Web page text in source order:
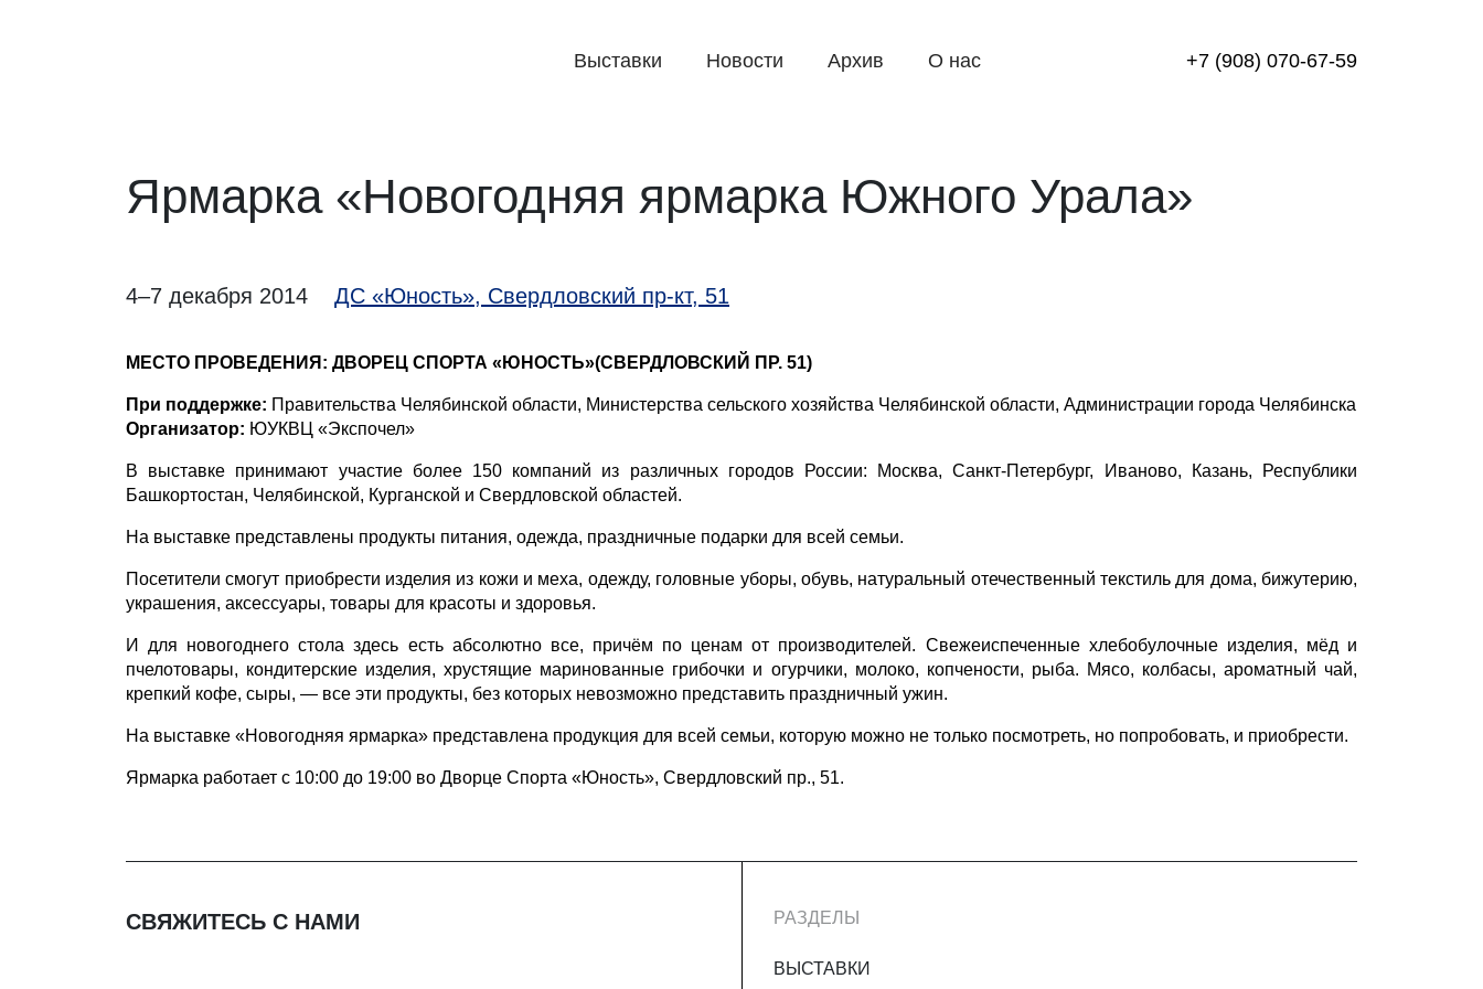
Выставки Новости Архив О нас +7 (908) 070-67-59
Ярмарка «Новогодняя ярмарка Южного Урала»
4–7 декабря 2014 ДС «Юность», Свердловский пр-кт, 51
МЕСТО ПРОВЕДЕНИЯ: ДВОРЕЦ СПОРТА «ЮНОСТЬ»(СВЕРДЛОВСКИЙ ПР. 51)
При поддержке: Правительства Челябинской области, Министерства сельского хозяйства Челябинской области, Администрации города Челябинска
Организатор: ЮУКВЦ «Экспочел»
В выставке принимают участие более 150 компаний из различных городов России: Москва, Санкт-Петербург, Иваново, Казань, Республики
Башкортостан, Челябинской, Курганской и Свердловской областей.
На выставке представлены продукты питания, одежда, праздничные подарки для всей семьи.
Посетители смогут приобрести изделия из кожи и меха, одежду, головные уборы, обувь, натуральный отечественный текстиль для дома, бижутерию,
украшения, аксессуары, товары для красоты и здоровья.
И для новогоднего стола здесь есть абсолютно все, причём по ценам от производителей. Свежеиспеченные хлебобулочные изделия, мёд и
пчелотовары, кондитерские изделия, хрустящие маринованные грибочки и огурчики, молоко, копчености, рыба. Мясо, колбасы, ароматный чай,
крепкий кофе, сыры, — все эти продукты, без которых невозможно представить праздничный ужин.
На выставке «Новогодняя ярмарка» представлена продукция для всей семьи, которую можно не только посмотреть, но попробовать, и приобрести.
Ярмарка работает с 10:00 до 19:00 во Дворце Спорта «Юность», Свердловский пр., 51.
СВЯЖИТЕСЬ С НАМИ РАЗДЕЛЫ
ВЫСТАВКИ